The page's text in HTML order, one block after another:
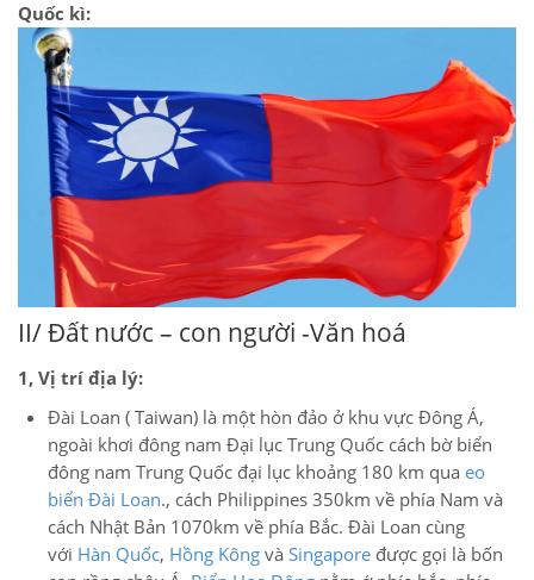
Quốc kì:
II/ Đất nước – con người -Văn hoá
1, Vị trí địa lý:
Đài Loan ( Taiwan) là một hòn đảo ở khu vực Đông Á,
ngoài khơi đông nam Đại lục Trung Quốc cách bờ biển
đông nam Trung Quốc đại lục khoảng 180 km qua eo
biển Đài Loan., cách Philippines 350km về phía Nam và
cách Nhật Bản 1070km về phía Bắc. Đài Loan cùng
với Hàn Quốc, Hồng Kông và Singapore được gọi là bốn